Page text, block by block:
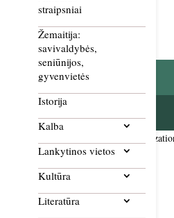
straipsniai
Žemaitija:
savivaldybės,
seniūnijos,
gyvenvietės
Istorija
Kalba
Lankytinos vietos
Kultūra
Literatūra
Smush Image Compression and